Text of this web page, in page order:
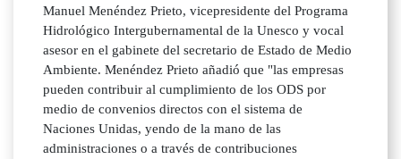
Manuel Menéndez Prieto, vicepresidente del Programa
Hidrológico Intergubernamental de la Unesco y vocal
asesor en el gabinete del secretario de Estado de Medio
Ambiente. Menéndez Prieto añadió que "las empresas
pueden contribuir al cumplimiento de los ODS por
medio de convenios directos con el sistema de
Naciones Unidas, yendo de la mano de las
administraciones o a través de contribuciones